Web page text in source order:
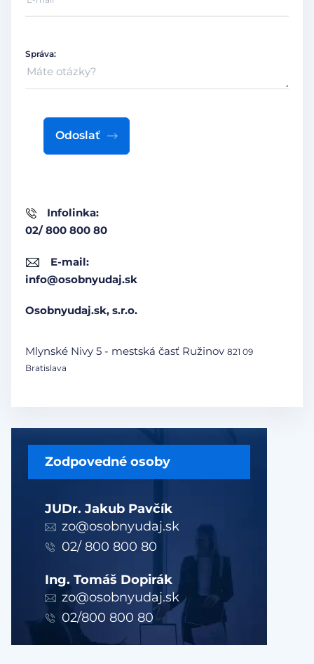
Zodpovedné osoby
JUDr. Jakub Pavčík
zo@osobnyudaj.sk
02/ 800 800 80
Ing. Tomáš Dopirák
zo@osobnyudaj.sk
02/800 800 80
Infolinka:
02/ 800 800 80
E-mail:
info@osobnyudaj.sk
Osobnyudaj.sk, s.r.o.
Mlynské Nivy 5 - mestská časť Ružinov 821 09
Bratislava
Správa:
Odoslať